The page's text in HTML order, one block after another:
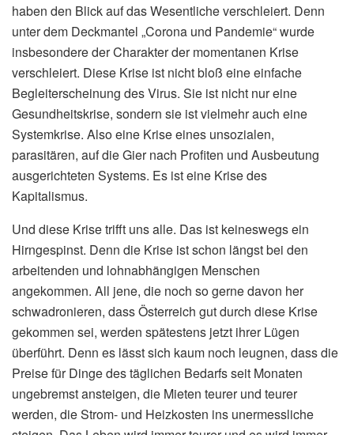
haben den Blick auf das Wesentliche verschleiert. Denn
unter dem Deckmantel „Corona und Pandemie“ wurde
insbesondere der Charakter der momentanen Krise
verschleiert. Diese Krise ist nicht bloß eine einfache
Begleiterscheinung des Virus. Sie ist nicht nur eine
Gesundheitskrise, sondern sie ist vielmehr auch eine
Systemkrise. Also eine Krise eines unsozialen,
parasitären, auf die Gier nach Profiten und Ausbeutung
ausgerichteten Systems. Es ist eine Krise des
Kapitalismus.
Und diese Krise trifft uns alle. Das ist keineswegs ein
Hirngespinst. Denn die Krise ist schon längst bei den
arbeitenden und lohnabhängigen Menschen
angekommen. All jene, die noch so gerne davon her
schwadronieren, dass Österreich gut durch diese Krise
gekommen sei, werden spätestens jetzt ihrer Lügen
überführt. Denn es lässt sich kaum noch leugnen, dass die
Preise für Dinge des täglichen Bedarfs seit Monaten
ungebremst ansteigen, die Mieten teurer und teurer
werden, die Strom- und Heizkosten ins unermessliche